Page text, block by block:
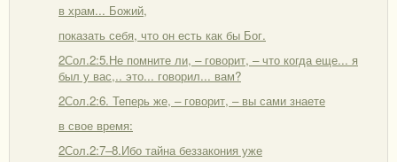
в храм... Божий,
показать себя, что он есть как бы Бог.
2Сол.2:5.Не помните ли, – говорит, – что когда еще... я
был у вас,.. это... говорил... вам?
2Сол.2:6. Теперь же, – говорит, – вы сами знаете
в свое время:
2Сол.2:7–8.Ибо тайна беззакония уже